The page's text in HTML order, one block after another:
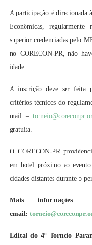
A participação é direcionada
Econômicas,
superior credenciadas pelo
no CORECON-PR, não
idade.
A inscrição deve ser feita
critérios técnicos do
mail –
gratuita.
O CORECON-PR
em hotel próximo ao evento
cidades distantes durante o
Mais
email:
Edital do 4º Torneio